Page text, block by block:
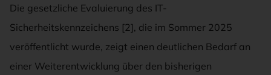
Die gesetzliche Evaluierung des IT-
Sicherheitskennzeichens [2], die im Sommer 2025
veröffentlicht wurde, zeigt einen deutlichen Bedarf an
einer Weiterentwicklung über den bisherigen